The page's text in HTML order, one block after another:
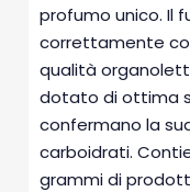
profumo unico. Il
correttamente
qualità
dotato di ottima
confermano la
carboidrati.
grammi di